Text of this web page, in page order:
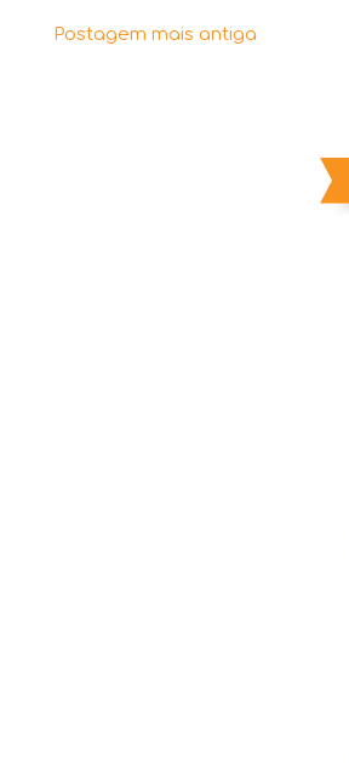
Postagem mais antiga